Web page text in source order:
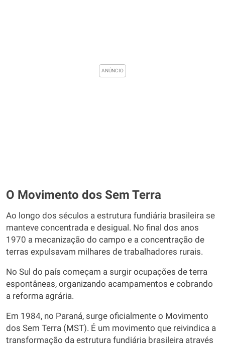
O Movimento dos Sem Terra
Ao longo dos séculos a estrutura fundiária brasileira se
manteve concentrada e desigual. No final dos anos
1970 a mecanização do campo e a concentração de
terras expulsavam milhares de trabalhadores rurais.
No Sul do país começam a surgir ocupações de terra
espontâneas, organizando acampamentos e cobrando
a reforma agrária.
Em 1984, no Paraná, surge oficialmente o Movimento
dos Sem Terra (MST). É um movimento que reivindica a
transformação da estrutura fundiária brasileira através